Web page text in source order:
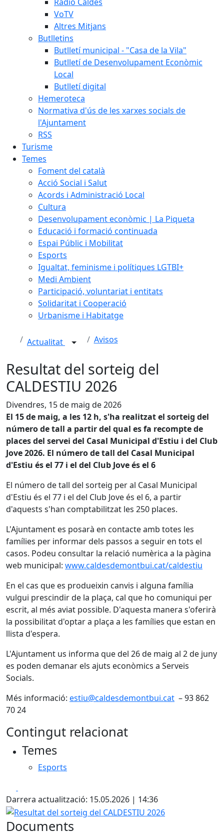
VoTV
Altres Mitjans
Butlletins
Butlletí municipal - "Casa de la Vila"
Butlletí de Desenvolupament Econòmic
Local
Butlletí digital
Hemeroteca
Normativa d'ús de les xarxes socials de
l'Ajuntament
RSS
Turisme
Temes
Foment del català
Acció Social i Salut
Acords i Administració Local
Cultura
Desenvolupament econòmic | La Piqueta
Educació i formació continuada
Espai Públic i Mobilitat
Esports
Igualtat, feminisme i polítiques LGTBI+
Medi Ambient
Participació, voluntariat i entitats
Solidaritat i Cooperació
Urbanisme i Habitatge
Actualitat Avisos
Resultat del sorteig del
CALDESTIU 2026
Divendres, 15 de maig de 2026
El 15 de maig, a les 12 h, s'ha realitzat el sorteig del
número de tall a partir del qual es fa recompte de
places del servei del Casal Municipal d'Estiu i del Club
Jove 2026. El número de tall del Casal Municipal
d'Estiu és el 77 i el del Club Jove és el 6
El número de tall del sorteig per al Casal Municipal
d'Estiu és el 77 i el del Club Jove és el 6, a partir
d'aquests s'han comptabilitzat les 250 places.
L'Ajuntament es posarà en contacte amb totes les
famílies per informar dels passos a seguir en tots el
casos. Podeu consultar la relació numèrica a la pàgina
web municipal: www.caldesdemontbui.cat/caldestiu
En el cas que es produeixin canvis i alguna família
vulgui prescindir de la plaça, cal que ho comuniqui per
escrit, al més aviat possible. D'aquesta manera s'oferirà
la possibilitat d'optar a plaça a les famílies que estan en
llista d'espera.
L'Ajuntament us informa que del 26 de maig al 2 de juny
es poden demanar els ajuts econòmics a Serveis
Socials.
Més informació: estiu@caldesdemontbui.cat – 93 862
70 24
Contingut relacionat
Temes
Esports
Darrera actualització: 15.05.2026 | 14:36
Resultat del sorteig del CALDESTIU 2026
Documents